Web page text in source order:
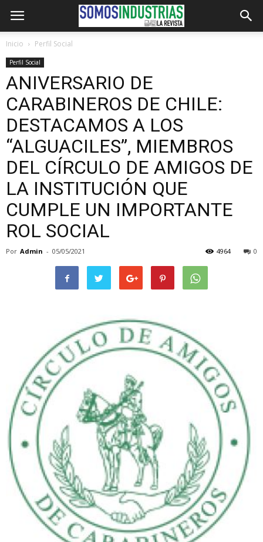
Inicio Perfil Social
Perfil Social
ANIVERSARIO DE
CARABINEROS DE CHILE:
DESTACAMOS A LOS
“ALGUACILES”, MIEMBROS
DEL CÍRCULO DE AMIGOS DE
LA INSTITUCIÓN QUE
CUMPLE UN IMPORTANTE
ROL SOCIAL
Por Admin - 05/05/2021 0
4964